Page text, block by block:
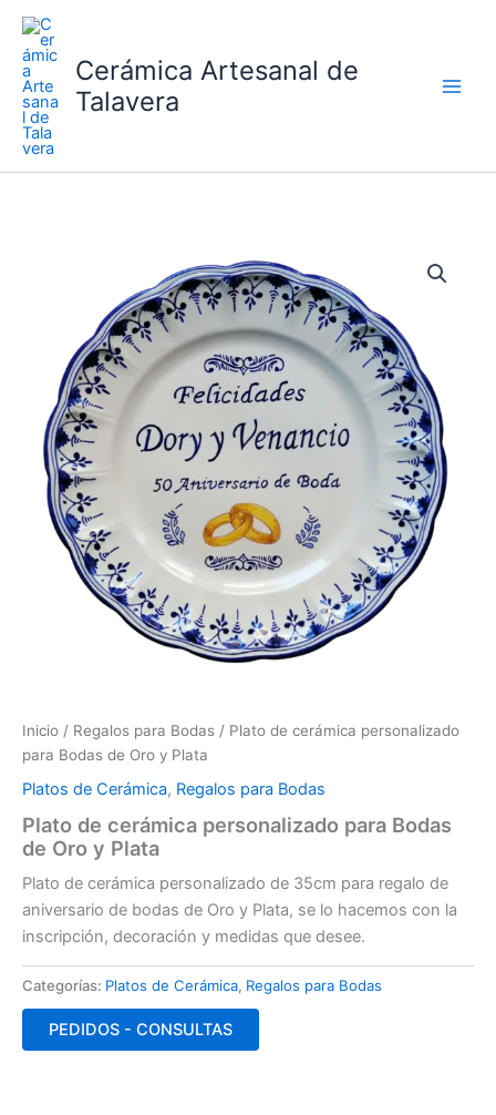
contenido Cerámica Artesanal de
Talavera
Inicio / Regalos para Bodas / Plato de cerámica personalizado
para Bodas de Oro y Plata
Platos de Cerámica, Regalos para Bodas
Plato de cerámica personalizado para Bodas
de Oro y Plata
Plato de cerámica personalizado de 35cm para regalo de
aniversario de bodas de Oro y Plata, se lo hacemos con la
inscripción, decoración y medidas que desee.
Categorías: Platos de Cerámica, Regalos para Bodas
PEDIDOS - CONSULTAS